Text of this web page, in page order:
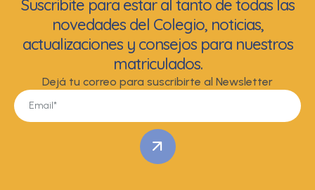
Suscribite para estar al tanto de todas las
novedades del Colegio, noticias,
actualizaciones y consejos para nuestros
matriculados.
Dejá tu correo para suscribirte al Newsletter